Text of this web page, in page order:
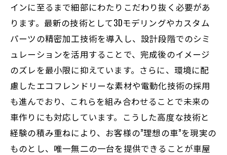
インに至るまで細部にわたりこだわり抜く必要があ
ります。最新の技術として3Dモデリングやカスタム
パーツの精密加工技術を導入し、設計段階でのシミ
ュレーションを活用することで、完成後のイメージ
のズレを最小限に抑えています。さらに、環境に配
慮したエコフレンドリーな素材や電動化技術の採用
も進んでおり、これらを組み合わせることで未来の
車作りにも対応しています。こうした高度な技術と
経験の積み重ねにより、お客様の”理想の車”を現実の
ものとし、唯一無二の一台を提供できることが車屋